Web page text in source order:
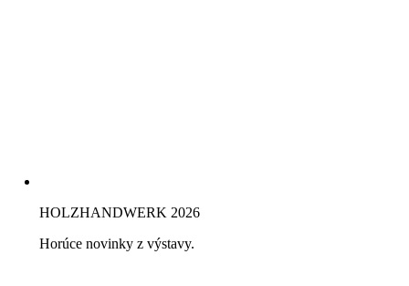
HOLZHANDWERK 2026
Horúce novinky z výstavy.